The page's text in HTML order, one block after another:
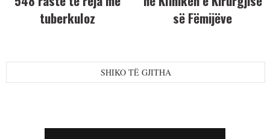
tuberkuloz
së Fëmijëve
SHIKO TË GJITHA